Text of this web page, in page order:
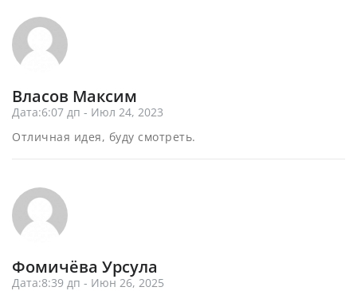
Власов Максим
Дата:6:07 дп - Июл 24, 2023
Отличная идея, буду смотреть.
Фомичёва Урсула
Дата:8:39 дп - Июн 26, 2025